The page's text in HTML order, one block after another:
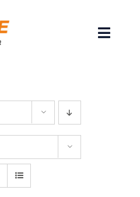
Toggle